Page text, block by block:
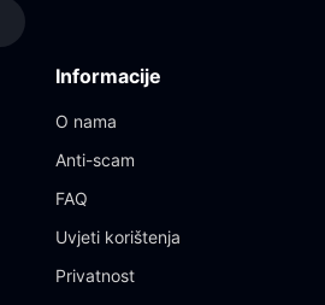
Informacije
O nama
Anti-scam
FAQ
Uvjeti korištenja
Privatnost